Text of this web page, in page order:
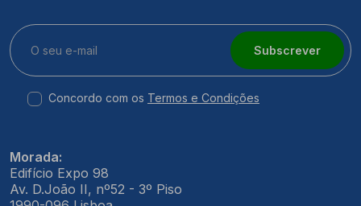
Subscrever
Concordo com os Termos e Condições
Morada:
Edifício Expo 98
Av. D.João II, nº52 - 3º Piso